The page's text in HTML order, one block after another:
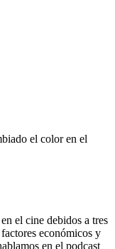
el color en el
el cine debidos a tres
económicos y
en el podcast